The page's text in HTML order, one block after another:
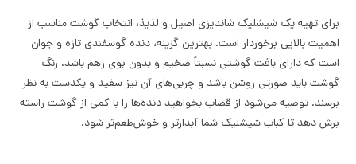
برای تهیه یک شیشلیک شاندیزی اصیل و لذیذ، انتخاب گوشت مناسب از
اهمیت بالایی برخوردار است. بهترین گزینه، دنده گوسفندی تازه و جوان
است که دارای بافت گوشتی نسبتاً ضخیم و بدون بوی زهم باشد. رنگ
گوشت باید صورتی روشن باشد و چربی‌های آن نیز سفید و یکدست به نظر
برسند. توصیه می‌شود از قصاب بخواهید دنده‌ها را با کمی از گوشت راسته
برش دهد تا کباب شیشلیک شما آبدارتر و خوش‌طعم‌تر شود.